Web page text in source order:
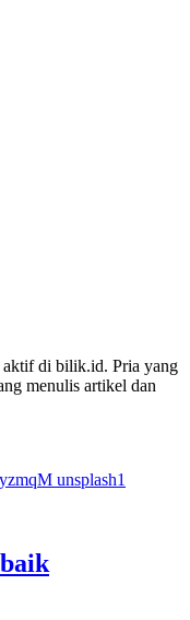
aktif di bilik.id. Pria yang
menulis artikel dan